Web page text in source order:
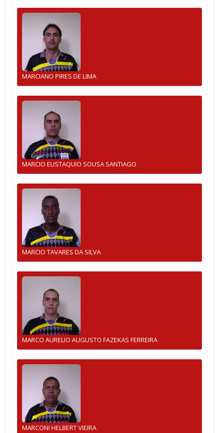
MARCIANO PIRES DE LIMA
MARCIO EUSTAQUIO SOUSA SANTIAGO
MARCIO TAVARES DA SILVA
MARCO AURELIO AUGUSTO FAZEKAS FERREIRA
MARCONI HELBERT VIEIRA